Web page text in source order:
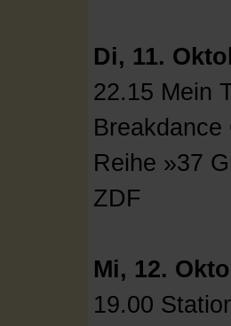
Di, 11.
22.15 Mein
Reihe »37
ZDF
Mi, 12.
19.00